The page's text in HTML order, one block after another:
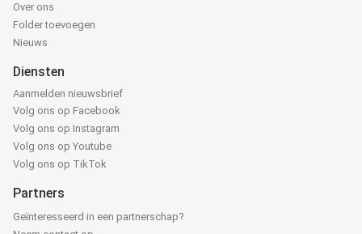
Over ons
Folder toevoegen
Nieuws
Diensten
Aanmelden nieuwsbrief
Volg ons op Facebook
Volg ons op Instagram
Volg ons op Youtube
Volg ons op TikTok
Partners
Geïnteresseerd in een partnerschap?